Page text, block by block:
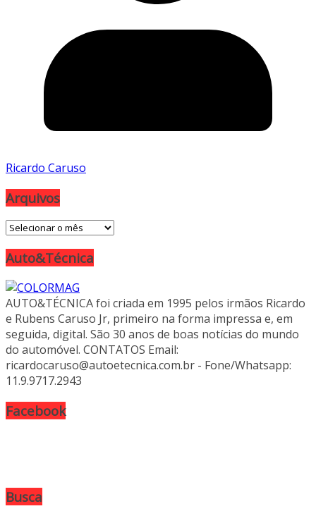
Ricardo Caruso
Arquivos
Arquivos
Auto&Técnica
AUTO&TÉCNICA foi criada em 1995 pelos irmãos Ricardo
e Rubens Caruso Jr, primeiro na forma impressa e, em
seguida, digital. São 30 anos de boas notícias do mundo
do automóvel. CONTATOS Email:
ricardocaruso@autoetecnica.com.br - Fone/Whatsapp:
11.9.9717.2943
Facebook
Busca